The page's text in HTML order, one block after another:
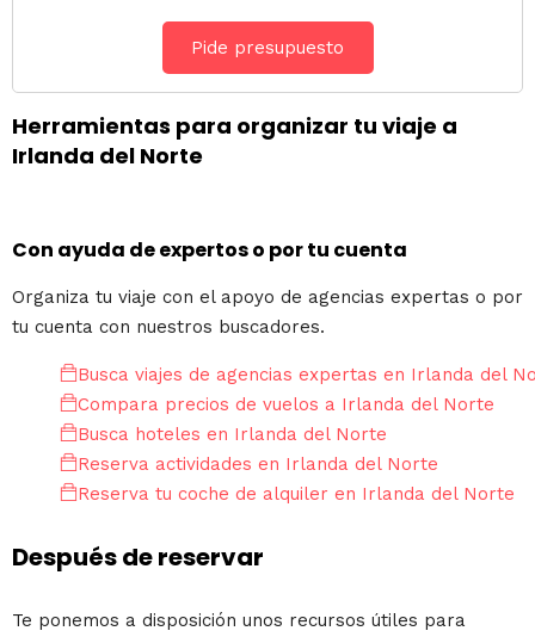
Pide presupuesto
Herramientas para organizar tu viaje a
Irlanda del Norte
Con ayuda de expertos o por tu cuenta
Organiza tu viaje con el apoyo de agencias expertas o por
tu cuenta con nuestros buscadores.
Busca viajes de agencias expertas en Irlanda del
Compara precios de vuelos a Irlanda del Norte
Busca hoteles en Irlanda del Norte
Reserva actividades en Irlanda del Norte
Reserva tu coche de alquiler en Irlanda del Norte
Después de reservar
Te ponemos a disposición unos recursos útiles para